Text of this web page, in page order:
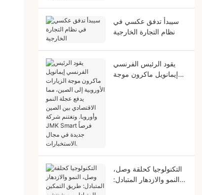
سيبدأ تدفق عكسي في
نظام التجارة الخارجية
يقود الرئيس الفرنسي
إيمانويل ماكرون موجة
التكنولوجيا كحلقة وصل،
النمو والازدهار المتبادل: